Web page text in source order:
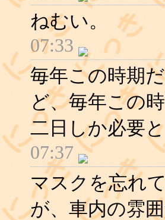
ねむい。
07:33
毎年この時期
ど、毎年この
二日しか必要
07:37
マスクを忘れ
が、車内の雰